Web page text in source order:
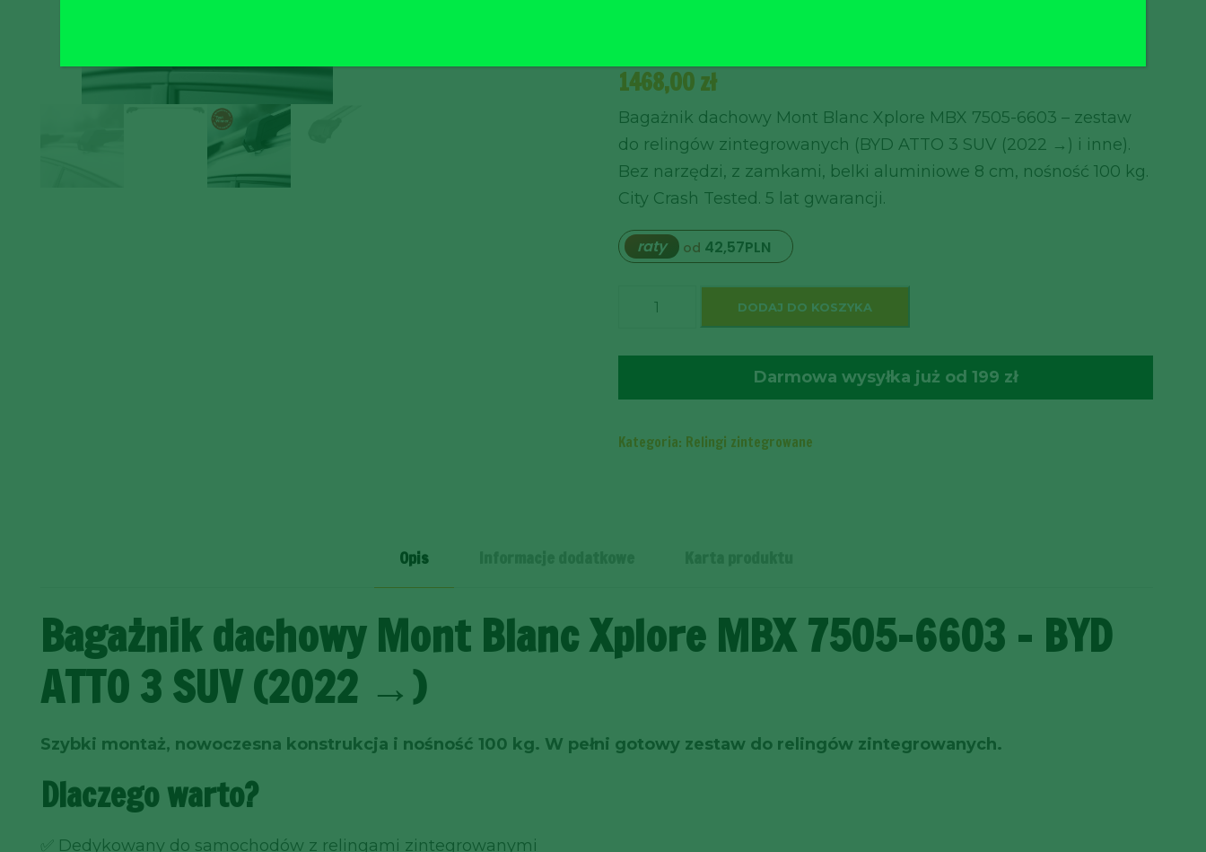
1468,00zł
Bagażnik dachowy Mont Blanc Xplore MBX 7505-6603 – zestaw
do relingów zintegrowanych (BYD ATTO 3 SUV (2022 →) i inne).
Bez narzędzi, z zamkami, belki aluminiowe 8 cm, nośność 100 kg.
City Crash Tested. 5 lat gwarancji.
raty od 42,57PLN
dachowy
Blanc
Xplore
SUV
(2022
DODAJ DO KOSZYKA
Darmowa wysyłka już od 199 zł
Kategoria: Relingi zintegrowane
Opis
Bagażnik dachowy Mont Blanc Xplore MBX 7505-6603 – BYD
ATTO 3 SUV (2022 →)
Szybki montaż, nowoczesna konstrukcja i nośność 100 kg. W pełni gotowy zestaw do relingów zintegrowanych.
Dlaczego warto?
✅ Dedykowany do samochodów z relingami zintegrowanymi